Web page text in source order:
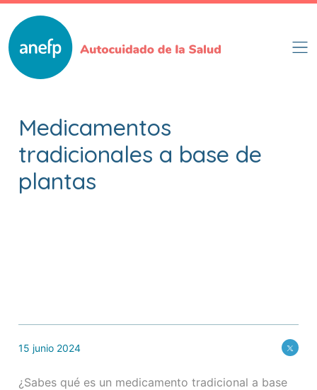
contenido
principal
Medicamentos
tradicionales a base de
plantas
15 junio 2024
¿Sabes qué es un medicamento tradicional a base